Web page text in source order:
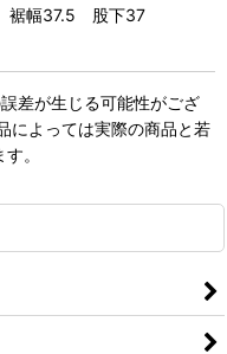
幅37.5 股下37
差が生じる可能性がござ
によっては実際の商品と若
。